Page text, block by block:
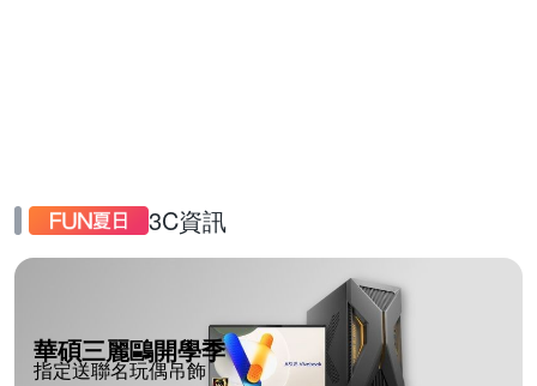
3C資訊
華碩三麗鷗開學季
指定送聯名玩偶吊飾